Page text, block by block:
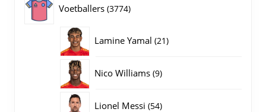
Voetballers 37743774
Lamine Yamal 2121
Nico Williams 99
Lionel Messi 5454